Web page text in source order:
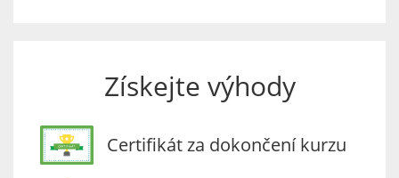
Získejte výhody
Certifikát za dokončení kurzu